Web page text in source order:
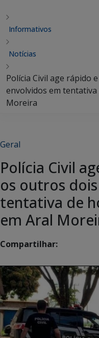
Informativos
Notícias
Polícia Civil age rápido
envolvidos em
Moreira
Geral
Polícia Civil
os outros
tentativa de
em Aral
Compartilhar: